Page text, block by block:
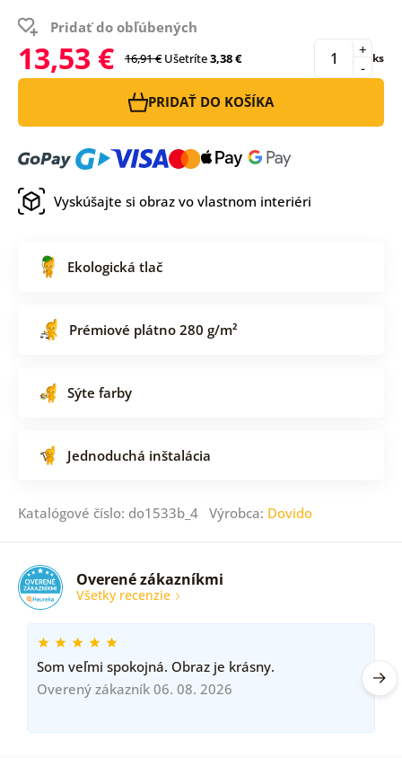
Pridať do obľúbených
13,53 € 16,91 € Ušetríte3,38 € -
+ ks
PRIDAŤ DO KOŠÍKA
Vyskúšajte si obraz vo vlastnom interiéri
Ekologická tlač
Prémiové plátno 280 g/m²
Sýte farby
Jednoduchá inštalácia
Katalógové číslo: do1533b_4 Výrobca: Dovido
Overené zákazníkmi
Všetky recenzie
Som veľmi spokojná. Obraz je krásny.
Overený zákazník 06. 08. 2026